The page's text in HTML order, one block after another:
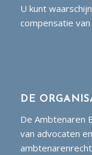
U kunt
compensatie
DE
De Ambtenaren
van advocaten